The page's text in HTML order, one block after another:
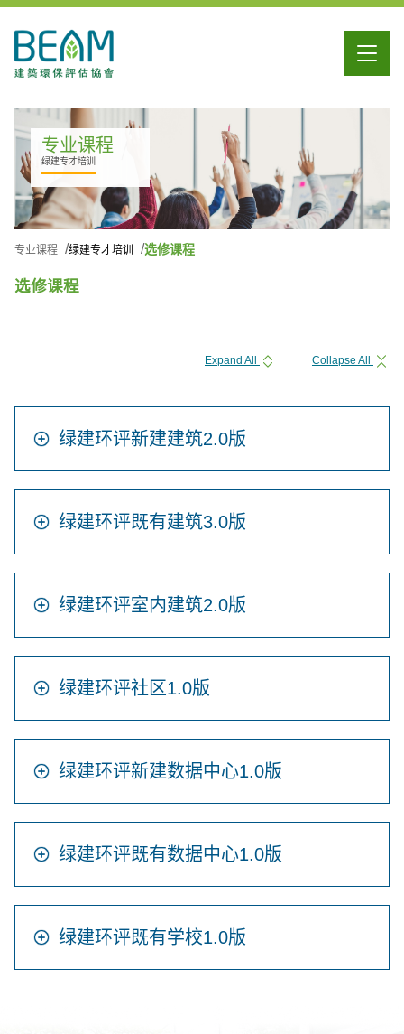
专业课程
绿建专才培训
专业课程 绿建专才培训 选修课程
选修课程
Expand All Collapse All
绿建环评新建建筑2.0版
绿建环评既有建筑3.0版
绿建环评室内建筑2.0版
绿建环评社区1.0版
绿建环评新建数据中心1.0版
绿建环评既有数据中心1.0版
绿建环评既有学校1.0版